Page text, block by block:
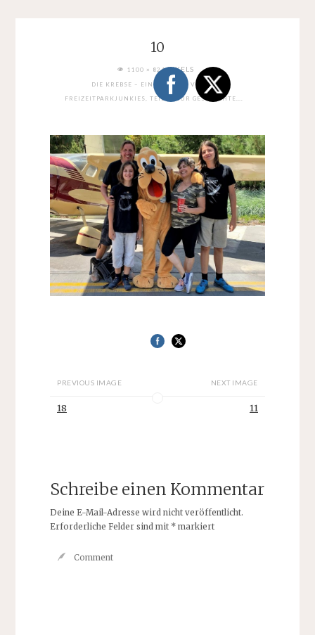
10
FULL1100 × 824PIXELS
DIE KREBSE – EINE FAMILIE VOLLER
FREIZEITPARKJUNKIES, TEIL 1: ZUR GESCHICHTE….
PREVIOUS IMAGE
18
NEXT IMAGE
11
Schreibe einen Kommentar
Deine E-Mail-Adresse wird nicht veröffentlicht.
Erforderliche Felder sind mit *markiert